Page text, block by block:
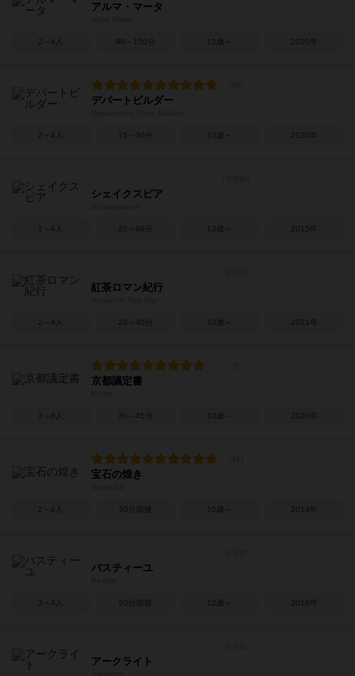
アルマ・マータ
2～4人 90～150分 12歳～ 2020年
デパートビルダー
2～4人 15～30分 10歳～ 2020年
シェイクスピア
1～4人 20～90分 13歳～ 2015年
紅茶ロマン紀行
2～4人 20～40分 10歳～ 2021年
京都議定書
3～6人 30～45分 10歳～ 2020年
宝石の煌き
2～4人 30分前後 10歳～ 2014年
バスティーユ
3～4人 60分前後 12歳～ 2018年
アークライト